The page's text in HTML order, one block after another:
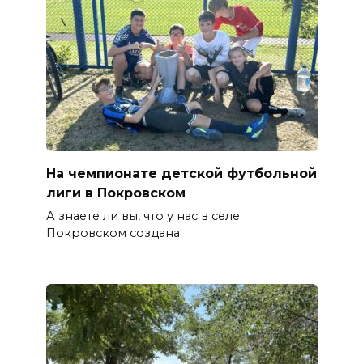
На чемпионате детской футбольной
лиги в Покровском
А знаете ли вы, что у нас в селе
Покровском создана